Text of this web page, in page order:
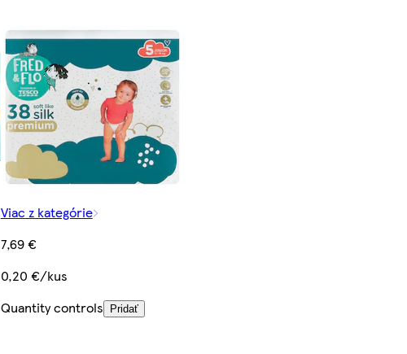
Viac z kategórie
7,69 €
0,20 €/kus
Quantity controls
Pridať